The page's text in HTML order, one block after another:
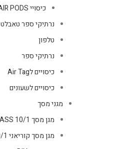
כיסויי AIR PODS
נרתיקי ספר טאבלט
טלפון
נרתיקי ספר
כיסויים לAir Tag
כיסויים לשעונים
מגני מסך
מגן מסך GLASS 10/1
מגן מסך קוריאני 10/1